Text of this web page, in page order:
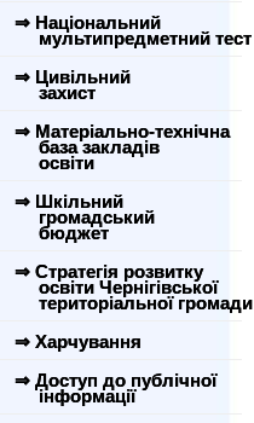
⇒ Національний
мультипредметний тест
⇒ Цивільний
захист
⇒ Матеріально-технічна
база закладів
освіти
⇒ Шкільний
громадський
бюджет
⇒ Стратегія розвитку
освіти Чернігівської
територіальної громади
⇒ Харчування
⇒ Доступ до публічної
інформації